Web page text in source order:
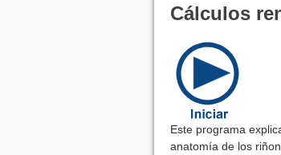
Cálculos
Este programa
anatomía de los